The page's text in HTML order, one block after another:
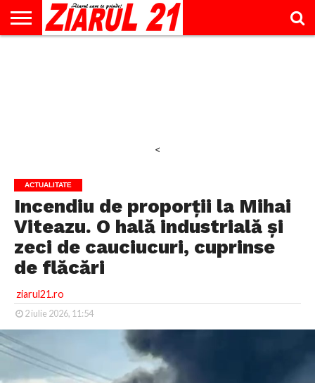
<
ACTUALITATE
Incendiu de proporții la Mihai
Viteazu. O hală industrială și
zeci de cauciucuri, cuprinse
de flăcări
ziarul21.ro
2 iulie 2026, 11:54